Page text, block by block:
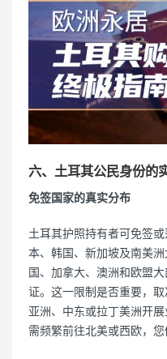
六、土耳其公民身份的
免签国家的真实分布
土耳其护照持有者可免签
本、韩国、新加坡及南美
国、加拿大、澳洲和欧盟
证。这一限制是否重要，
亚洲、中东或拉丁美洲开
需频繁前往北美或西欧，